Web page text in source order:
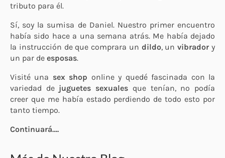
tributo para él.
Sí, soy la sumisa de Daniel. Nuestro primer encuentro
había sido hace a una semana atrás. Me había dejado
la instrucción de que comprara un dildo, unvibrador y
un par de esposas.
Visité una sex shop online y quedé fascinada con la
variedad de juguetes sexuales que tenían, no podía
creer que me había estado perdiendo de todo esto por
tanto tiempo.
Continuará….